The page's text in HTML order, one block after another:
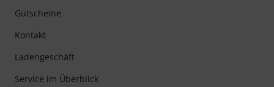
Gutscheine
Kontakt
Ladengeschäft
Service im Überblick